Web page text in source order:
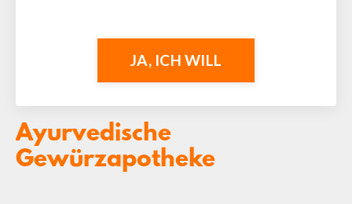
JA, ICH WILL
Ayurvedische
Gewürzapotheke